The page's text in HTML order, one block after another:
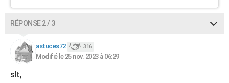
RÉPONSE 2 / 3
astuces72 316
Modifié le 25 nov. 2023 à 06:29
slt,